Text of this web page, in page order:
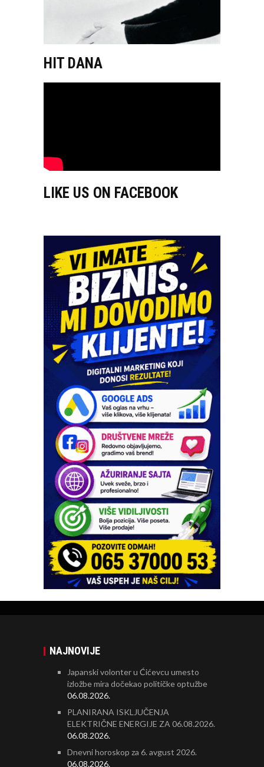
HIT DANA
LIKE US ON FACEBOOK
NAJNOVIJE
Japanski volonter u Ćićevcu umesto
izložbe mira dočekao političke optužbe
06.08.2026.
PLANIRANA ISKLJUČENJA
ELEKTRIČNE ENERGIJE ZA 06.08.2026.
06.08.2026.
Dnevni horoskop za 6. avgust 2026.
06.08.2026.